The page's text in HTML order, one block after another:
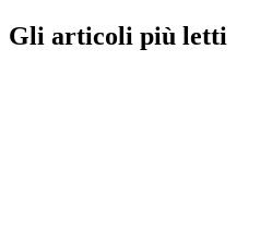
Gli articoli più letti